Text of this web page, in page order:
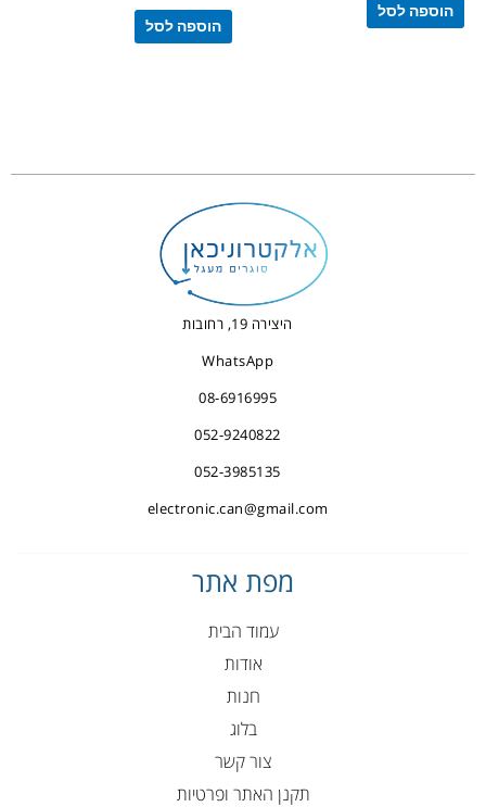
הוספה לסל
הוספה לסל
היצירה 19, רחובות
WhatsApp
08-6916995
052-9240822
052-3985135
electronic.can@gmail.com
מפת אתר
עמוד הבית
אודות
חנות
בלוג
צור קשר
תקנן האתר ופרטיות